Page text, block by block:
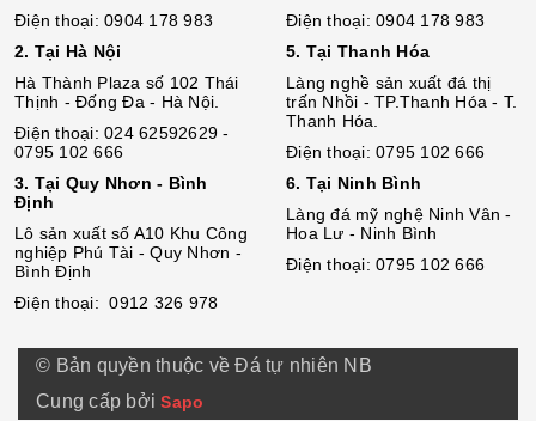
Điện thoại: 0904 178 983
2. Tại Hà Nội
Hà Thành Plaza số 102 Thái
Thịnh - Đống Đa - Hà Nội.
Điện thoại: 024 62592629 -
0795 102 666
3. Tại Quy Nhơn - Bình
Định
Lô sản xuất số A10 Khu Công
nghiệp Phú Tài - Quy Nhơn -
Bình Định
Điện thoại: 0912 326 978
Điện thoại: 0904 178 983
5. Tại Thanh Hóa
Làng nghề sản xuất đá thị
trấn Nhồi - TP.Thanh Hóa - T.
Thanh Hóa.
Điện thoại: 0795 102 666
6. Tại Ninh Bình
Làng đá mỹ nghệ Ninh Vân -
Hoa Lư - Ninh Bình
Điện thoại: 0795 102 666
© Bản quyền thuộc về Đá tự nhiên NB
Cung cấp bởiSapo